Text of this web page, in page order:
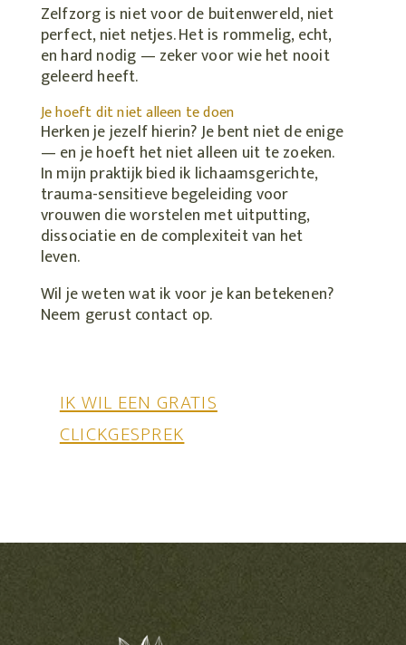
Zelfzorg is niet voor de buitenwereld, niet
perfect, niet netjes. Het is rommelig, echt,
en hard nodig — zeker voor wie het nooit
geleerd heeft.
Je hoeft dit niet alleen te doen
Herken je jezelf hierin? Je bent niet de enige
— en je hoeft het niet alleen uit te zoeken.
In mijn praktijk bied ik lichaamsgerichte,
trauma-sensitieve begeleiding voor
vrouwen die worstelen met uitputting,
dissociatie en de complexiteit van het
leven.
Wil je weten wat ik voor je kan betekenen?
Neem gerust contact op.
IK WIL EEN GRATIS
CLICKGESPREK